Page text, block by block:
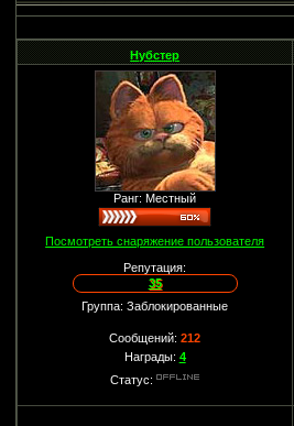
Нубстер
Ранг: Местный
Посмотреть снаряжение пользователя
Репутация:
35
Группа: Заблокированные
Сообщений:212
Награды: 4
Статус: